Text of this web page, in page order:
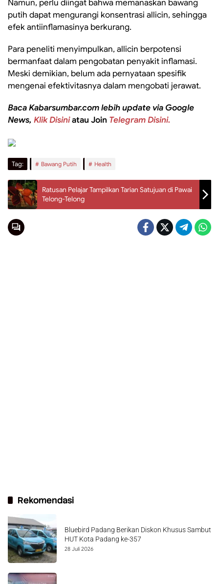
Namun, perlu diingat bahwa memanaskan bawang
putih dapat mengurangi konsentrasi allicin, sehingga
efek antiinflamasinya berkurang.
Para peneliti menyimpulkan, allicin berpotensi
bermanfaat dalam pengobatan penyakit inflamasi.
Meski demikian, belum ada pernyataan spesifik
mengenai efektivitasnya dalam mengobati jerawat.
Baca Kabarsumbar.com lebih update via Google
News, Klik Disiniatau Join Telegram Disini.
Tag: Bawang Putih Health
Ratusan Pelajar Tampilkan Tarian Satujuan di Pawai
Telong-Telong
Rekomendasi
Bluebird Padang Berikan Diskon Khusus Sambut
HUT Kota Padang ke-357
28 Juli 2026